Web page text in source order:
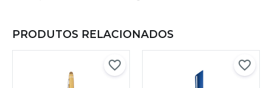
PRODUTOS RELACIONADOS